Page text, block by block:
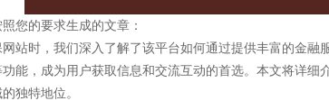
您的要求生成的文章：
站时，我们深入了解了该平台如何通过提供丰富的金融
能，成为用户获取信息和交流互动的首选。本文将详细
独特地位。